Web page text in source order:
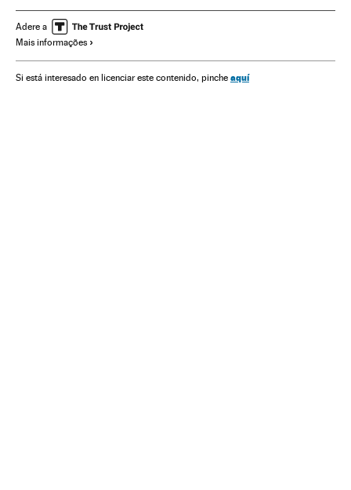
América do Sul América Latina
América Trabalho
Adere a
Mais informações
Si está interesado en licenciar este contenido, pinche aquí